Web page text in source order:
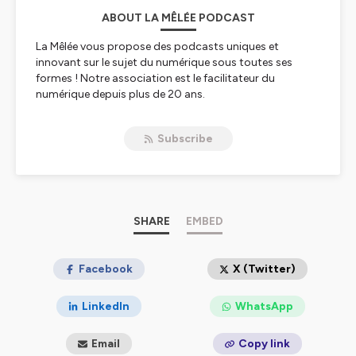
ABOUT LA MÊLÉE PODCAST
La Mêlée vous propose des podcasts uniques et
innovant sur le sujet du numérique sous toutes ses
formes ! Notre association est le facilitateur du
numérique depuis plus de 20 ans.
pour plus d'informations.
Subscribe
SHARE EMBED
Facebook X (Twitter)
LinkedIn WhatsApp
Email Copy link